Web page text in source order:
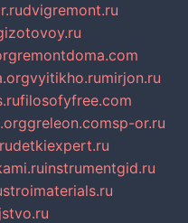
dvigremont.ru
remontdoma.com
vyitikho.rumirjon.ru
filosofyfree.com
greleon.comsp-or.ru
detkiexpert.ru
instrumentgid.ru
stroimaterials.ru